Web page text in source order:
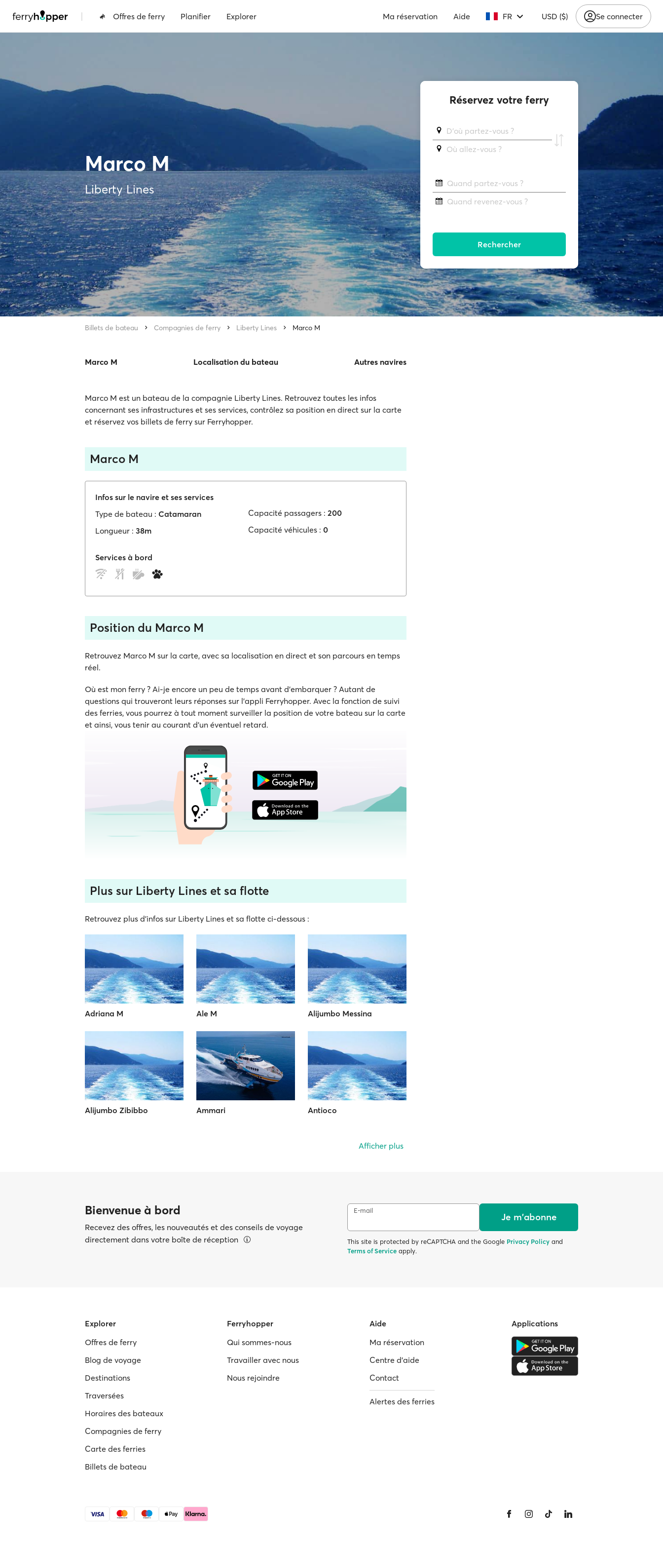
| Offres de ferry Planifier Explorer Ma réservation Aide FR USD ($) Se connecter
Marco M
Liberty Lines
Billets de bateau Compagnies de ferry Liberty Lines Marco M
Marco M Localisation du bateau Autres navires
Marco M est un bateau de la compagnie Liberty Lines. Retrouvez toutes les infos
concernant ses infrastructures et ses services, contrôlez sa position en direct sur la carte
et réservez vos billets de ferry sur Ferryhopper.
Marco M
Infos sur le navire et ses services
Type de bateau : Catamaran
Longueur : 38m
Capacité passagers : 200
Capacité véhicules : 0
Services à bord
Position du Marco M
Retrouvez Marco M sur la carte, avec sa localisation en direct et son parcours en temps
réel.
Où est mon ferry ? Ai-je encore un peu de temps avant d'embarquer ? Autant de
questions qui trouveront leurs réponses sur l'appli Ferryhopper. Avec la fonction de suivi
des ferries, vous pourrez à tout moment surveiller la position de votre bateau sur la carte
et ainsi, vous tenir au courant d'un éventuel retard.
Plus sur Liberty Lines et sa flotte
Retrouvez plus d'infos sur Liberty Lines et sa flotte ci-dessous :
Adriana M Ale M Alijumbo Messina
Alijumbo Zibibbo Ammari Antioco
Afficher plus
Réservez votre ferry
D'où partez-vous ?
Où allez-vous ?
Quand partez-vous ?
Quand revenez-vous ?
Rechercher
Bienvenue à bord
Recevez des offres, les nouveautés et des conseils de voyage
directement dans votre boîte de réception
E-mail
Je m'abonne
This site is protected by reCAPTCHA and the Google Privacy Policy and
Terms of Service apply.
Explorer
Offres de ferry
Blog de voyage
Destinations
Traversées
Horaires des bateaux
Compagnies de ferry
Carte des ferries
Billets de bateau
Ferryhopper
Qui sommes-nous
Travailler avec nous
Nous rejoindre
Aide
Ma réservation
Centre d'aide
Contact
Alertes des ferries
Applications